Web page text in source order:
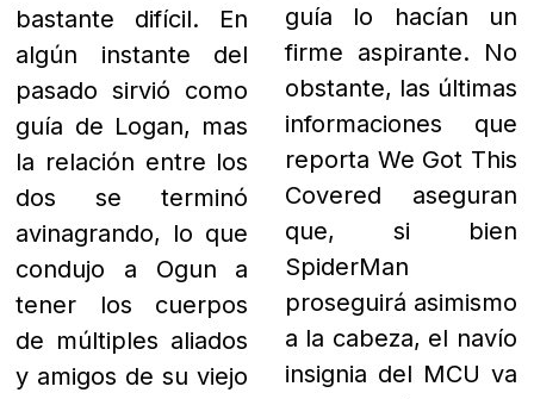
bastante difícil. En
algún instante del
pasado sirvió como
guía de Logan, mas
la relación entre los
dos se terminó
avinagrando, lo que
condujo a Ogun a
tener los cuerpos
de múltiples aliados
y amigos de su viejo
guía lo hacían un
firme aspirante. No
obstante, las últimas
informaciones que
reporta We Got This
Covered aseguran
que, si bien
SpiderMan
proseguirá asimismo
a la cabeza, el navío
insignia del MCU va